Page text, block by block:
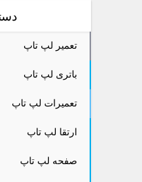
تعمیر لپ تاپ
باتری لپ تاپ
تعمیرات لپ تاپ
ارتقا لپ تاپ
صفحه لپ تاپ